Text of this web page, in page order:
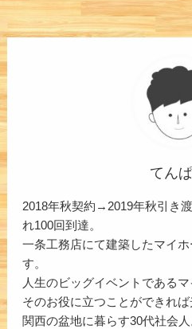
てん
2018年秋契約→2019年秋引き
れ100回到達。
一条工務店にて建築したマイ
す。
人生のビッグイベントである
そのお役に立つことができれば
関西の盆地に暮らす30代社会